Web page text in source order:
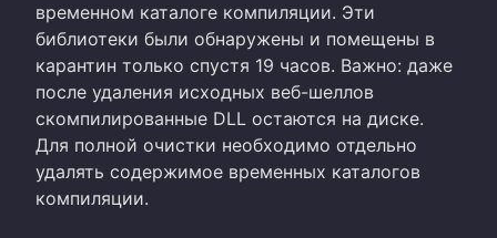
временном каталоге компиляции. Эти
библиотеки были обнаружены и помещены в
карантин только спустя 19 часов. Важно: даже
после удаления исходных веб-шеллов
скомпилированные DLL остаются на диске.
Для полной очистки необходимо отдельно
удалять содержимое временных каталогов
компиляции.